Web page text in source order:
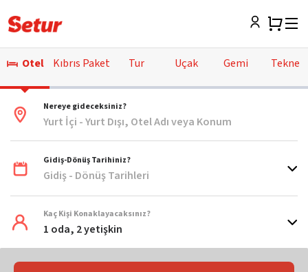
Otel Kıbrıs Paket Tur Uçak Gemi Tekne
Nereye gideceksiniz?
Yurt İçi - Yurt Dışı, Otel Adı veya Konum
Gidiş-Dönüş Tarihiniz?
Gidiş - Dönüş Tarihleri
Kaç Kişi Konaklayacaksınız?
1 oda, 2 yetişkin